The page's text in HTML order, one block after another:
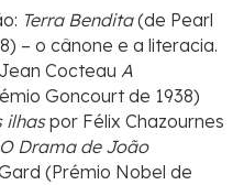
Terra Bendita(de Pearl
– o cânone e a literacia.
Cocteau A
Goncourt de 1938)
ilhaspor Félix Chazournes
O Drama de João
(Prémio Nobel de